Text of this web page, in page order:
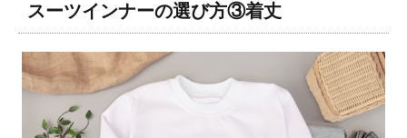
スーツインナーの選び方③着丈